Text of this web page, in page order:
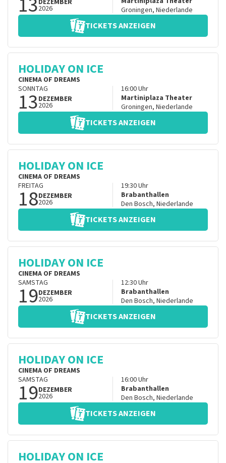
DEZEMBER
2026
Groningen, Niederlande
TICKETS ANZEIGEN
HOLIDAY ON ICE
CINEMA OF DREAMS
SONNTAG
13DEZEMBER
2026
16:00Uhr
Martiniplaza Theater
Groningen, Niederlande
TICKETS ANZEIGEN
HOLIDAY ON ICE
CINEMA OF DREAMS
FREITAG
18DEZEMBER
2026
19:30Uhr
Brabanthallen
Den Bosch, Niederlande
TICKETS ANZEIGEN
HOLIDAY ON ICE
CINEMA OF DREAMS
SAMSTAG
19DEZEMBER
2026
12:30Uhr
Brabanthallen
Den Bosch, Niederlande
TICKETS ANZEIGEN
HOLIDAY ON ICE
CINEMA OF DREAMS
SAMSTAG
19DEZEMBER
2026
16:00Uhr
Brabanthallen
Den Bosch, Niederlande
TICKETS ANZEIGEN
HOLIDAY ON ICE